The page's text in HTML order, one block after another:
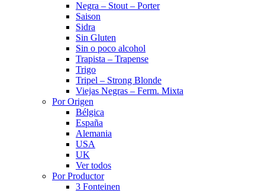
Negra – Stout – Porter
Saison
Sidra
Sin Gluten
Sin o poco alcohol
Trapista – Trapense
Trigo
Tripel – Strong Blonde
Viejas Negras – Ferm. Mixta
Por Origen
Bélgica
España
Alemania
USA
UK
Ver todos
Por Productor
3 Fonteinen